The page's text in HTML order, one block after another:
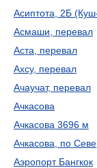
Асиптота, 2Б
Асмаши, перевал
Аста, перевал
Ахсу, перевал
Ачаучат, перевал
Ачкасова
Ачкасова 3696 м
Ачкасова, по
Аэропорт Бангкок